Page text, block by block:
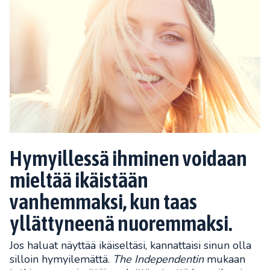
Hymyillessä ihminen voidaan
mieltää ikäistään
vanhemmaksi, kun taas
yllättyneenä nuoremmaksi.
Jos haluat näyttää ikäiseltäsi, kannattaisi sinun olla
silloin hymyilemättä. The Independentinmukaan